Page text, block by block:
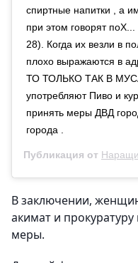
спиртные напитки , а
при этом говорят
28). Когда их везли в
плохо выражаются в
ТО ТОЛЬКО ТАК В
употребляют Пиво и
принять меры ДВД
города .
Публикация от
В заключении,
акимат и
меры.